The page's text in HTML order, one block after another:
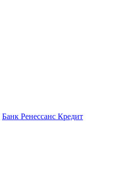
Банк Ренессанс Кредит